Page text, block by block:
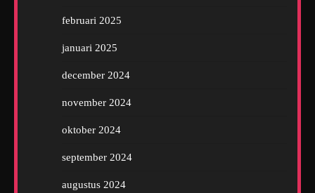
februari 2025
januari 2025
december 2024
november 2024
oktober 2024
september 2024
augustus 2024